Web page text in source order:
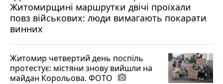
Житомирщині маршрутки двічі проїхали
повз військових: люди вимагають покарати
винних
17 липня 2026 р.
Житомир четвертий день поспіль
протестує: містяни знову вийшли на
майдан Корольова. ФОТО photo_camera